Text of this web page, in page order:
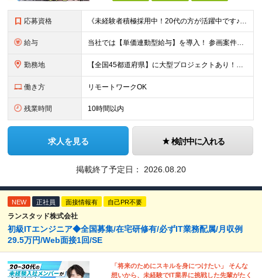
応募資格 《未経験者積極採用中！20代の方が活躍中です♪》 ◎約4割が実務未経験入社！ ■学歴・職歴は一切問いません！ ■第二新卒の方もお気軽にご相談ください♪ ■入社してから数年は、転勤の可能性があります
給与 当社では【単価連動型給与】を導入！ 参画案件の契約単価に連動して給与が決定。 還元率は単価の【70％～80％】と東証プライム上場グループとして高水準です！（社会保険料・教育コスト含む） ■関東：月給
勤務地 【全国45都道府県】に大型プロジェクトあり！※ 四国・沖縄を除く 主要勤務地： 北海道/宮城県/栃木県/埼玉県/千葉県/東京都/神奈川県/愛知県/大阪府/京都府/兵庫県/広島県/福岡県/熊本県 ※勤
働き方 リモートワークOK
残業時間 10時間以内
求人を見る 検討中に入れる
掲載終了予定日： 2026.08.20
NEW 正社員 面接情報有 自己PR不要
ランスタッド株式会社
初級ITエンジニア◆全国募集/在宅研修有/必ずIT業務配属/月収例
29.5万円/Web面接1回/SE
「将来のためにスキルを身につけたい」 そんな
想いから、未経験でIT業界に挑戦した先輩がたく